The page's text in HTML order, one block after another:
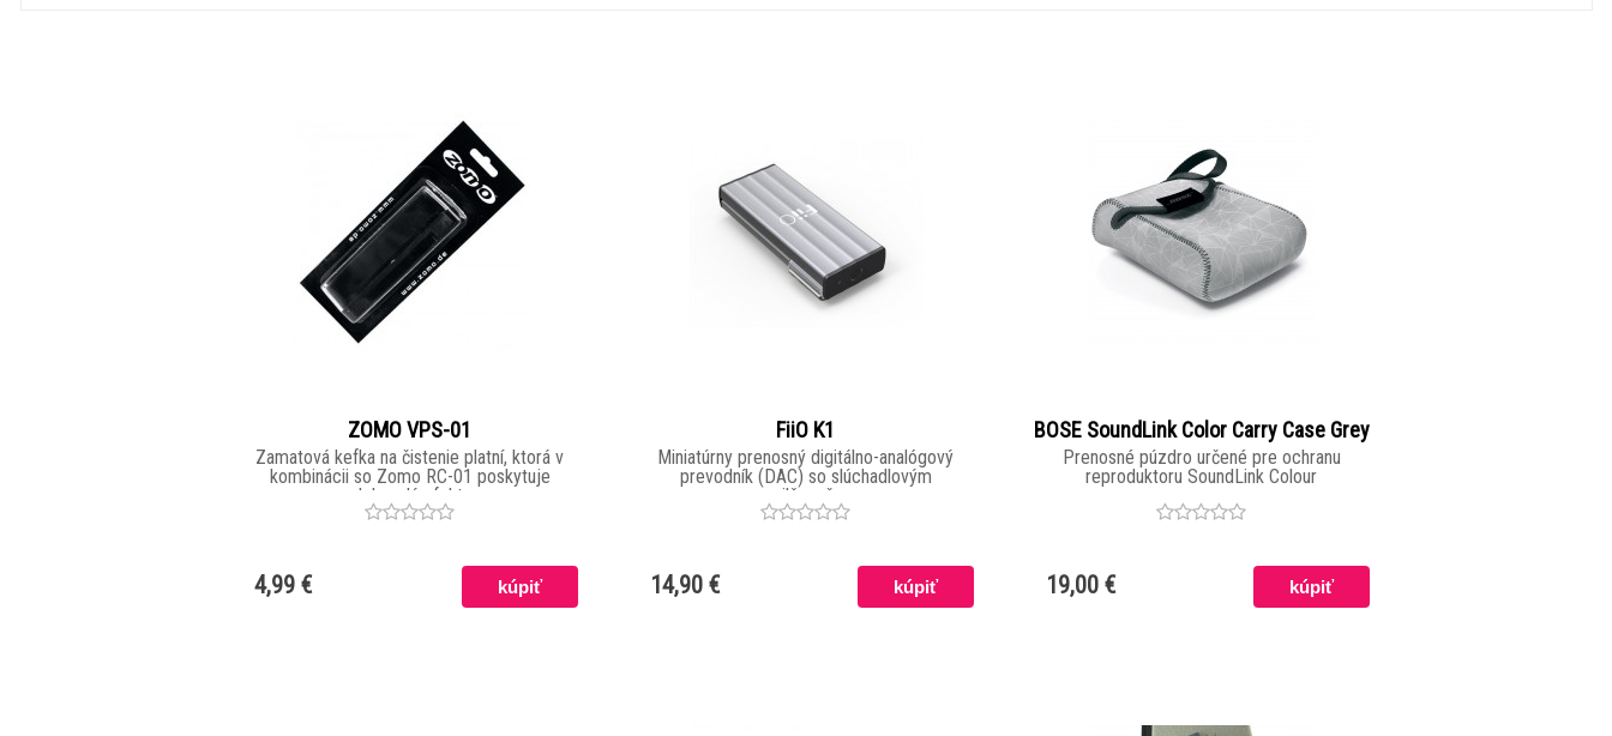
ZOMO VPS-01
Zamatová kefka na čistenie platní, ktorá v
kombinácii so Zomo RC-01 poskytuje
dokonalý efekt.
4,99 €
FiiO K1
Miniatúrny prenosný digitálno-analógový
prevodník (DAC) so slúchadlovým
zosilňovačom
14,90 €
BOSE SoundLink Color Carry Case Grey
Prenosné púzdro určené pre ochranu
reproduktoru SoundLink Colour
19,00 €